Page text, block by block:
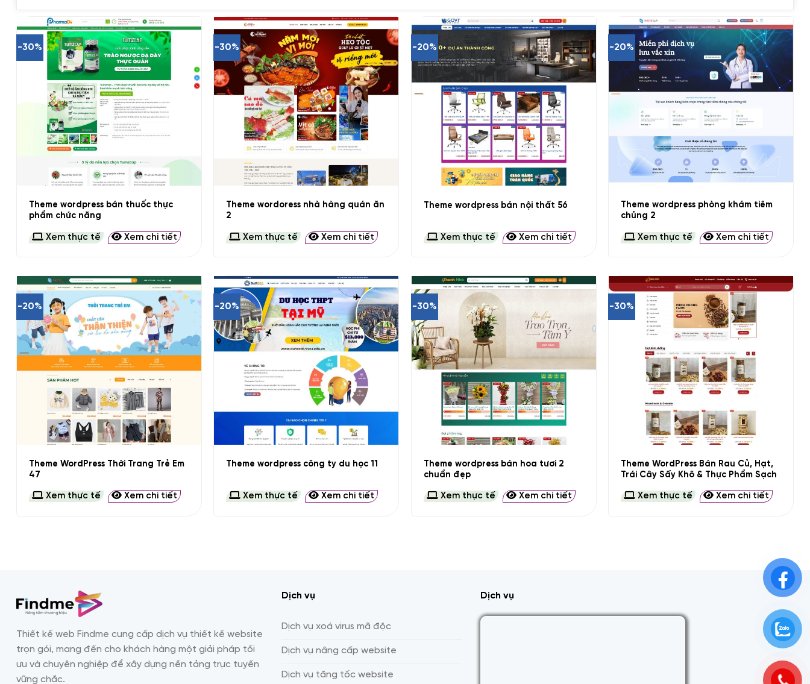
-30%
Theme wordpress bán thuốc thực
phẩm chức năng
Xem thực tế Xem chi tiết
-30%
Theme wordoress nhà hàng quán ăn
2
Xem thực tế Xem chi tiết
-20%
Theme wordpress bán nội thất 56
Xem thực tế Xem chi tiết
-20%
Theme wordpress phòng khám tiêm
chủng 2
Xem thực tế Xem chi tiết
-20%
Theme WordPress Thời Trang Trẻ Em
47
Xem thực tế Xem chi tiết
-20%
Theme wordpress công ty du học 11
Xem thực tế Xem chi tiết
-30%
Theme wordpress bán hoa tươi 2
chuẩn đẹp
Xem thực tế Xem chi tiết
-30%
Theme WordPress Bán Rau Củ, Hạt,
Trái Cây Sấy Khô & Thực Phẩm Sạch
Xem thực tế Xem chi tiết
Thiết kế web Findme cung cấp dịch vụ thiết kế website
trọn gói, mang đến cho khách hàng một giải pháp tối
ưu và chuyên nghiệp để xây dựng nền tảng trực tuyến
vững chắc.
Dịch vụ
Dịch vụ xoá virus mã độc
Dịch vụ nâng cấp website
Dịch vụ tăng tốc website
Dịch vụ